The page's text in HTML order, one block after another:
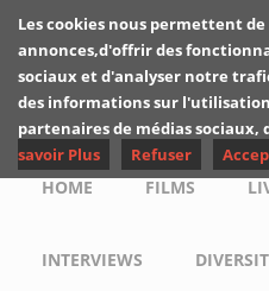
Skip to main content
Les
Main menu
HOME FILMS
INTERVIEWS
Les cookies nous permettent
annonces,d'offrir des
sociaux et d'analyser notre
des informations sur
partenaires de médias sociaux,
savoir Plus
Refuser